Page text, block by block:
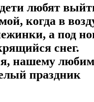
любят
когда в
а под
снег.
нашему
праздник